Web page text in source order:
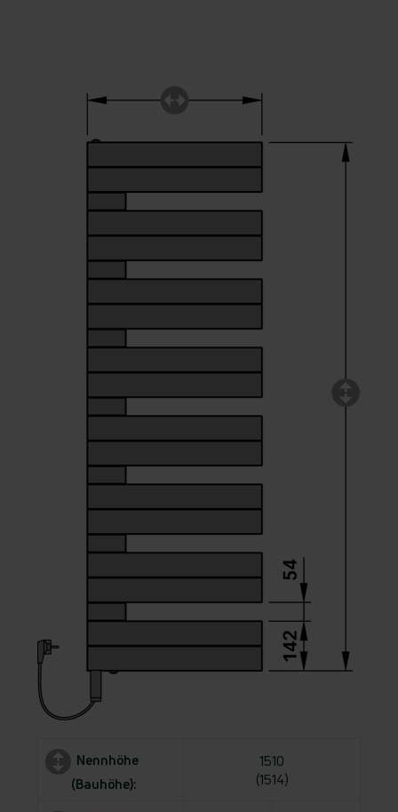
Nennhöhe
(Bauhöhe):
1510
(1514)